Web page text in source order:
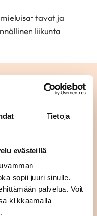
Tietoja
evästeillä
sopii juuri sinulle.
palvelua. Voit
klikkaamalla
tavat ja
liikunta